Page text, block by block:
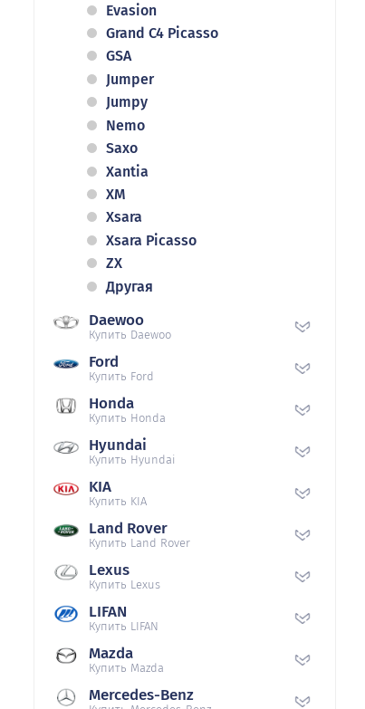
Evasion
Grand C4 Picasso
GSA
Jumper
Jumpy
Nemo
Saxo
Xantia
XM
Xsara
Xsara Picasso
ZX
Другая
Daewoo
Купить Daewoo
Ford
Купить Ford
Honda
Купить Honda
Hyundai
Купить Hyundai
KIA
Купить KIA
Land Rover
Купить Land Rover
Lexus
Купить Lexus
LIFAN
Купить LIFAN
Mazda
Купить Mazda
Mercedes-Benz